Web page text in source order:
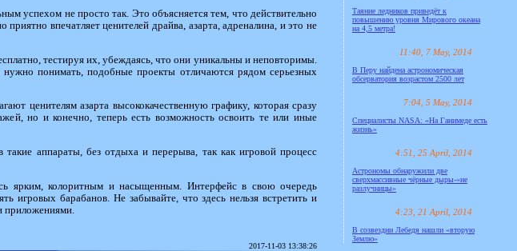
успехом не просто так. Это объясняется тем, что действительно
впечатляет ценителей драйва, азарта, адреналина, и это не
тестируя их, убеждаясь, что они уникальны и неповторимы.
понимать, подобные проекты отличаются рядом серьезных
ценителям азарта высококачественную графику, которая сразу
но и конечно, теперь есть возможность освоить те или иные
аппараты, без отдыха и перерыва, так как игровой процесс
ярким, колоритным и насыщенным. Интерфейс в свою очередь
игровых барабанов. Не забывайте, что здесь нельзя встретить и
приложениями.
2017-11-03 13:38:26
Таяние ледников приведёт к
повышению уровня Мирового океана
на 4,5 метра!
11:40, 7 May, 2014
В Перу найдена астрономическая
обсерватория возрастом 2500 лет
7:04, 5 May, 2014
Специалисты NASA: «На Ганимеде есть
жизнь»
4:51, 25 April, 2014
Астрономы обнаружили две
сверхмассивные чёрные дыры-«не
разлучницы»
4:23, 21 April, 2014
В созвездии Лебедя нашли «вторую
Землю»